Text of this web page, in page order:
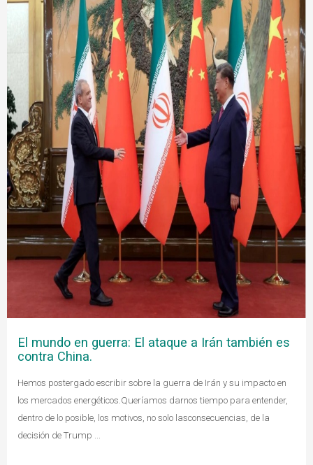
El mundo en guerra: El ataque a Irán también es
contra China.
Hemos postergado escribir sobre la guerra de Irán y su impacto en
los mercados energéticos.Queríamos darnos tiempo para entender,
dentro de lo posible, los motivos, no solo lasconsecuencias, de la
decisión de Trump ...